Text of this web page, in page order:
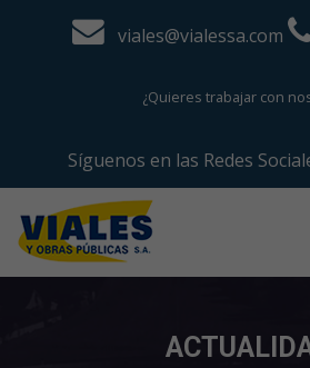
viales@vialessa.com
¿Quieres trabajar con
Síguenos en las Redes